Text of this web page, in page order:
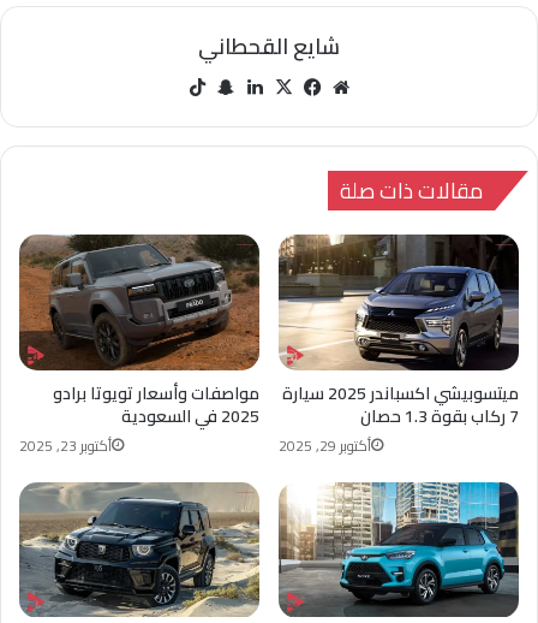
شايع القحطاني
مو
الوي
في
وك
‫X لينك سنا
تشا
مقالات ذات صلة
مواصفات وأسعار تويوتا برادو
2025 في السعودية
أكتوبر 23, 2025
ميتسوبيشي اكسباندر 2025 سيارة
7 ركاب بقوة 1.3 حصان
أكتوبر 29, 2025